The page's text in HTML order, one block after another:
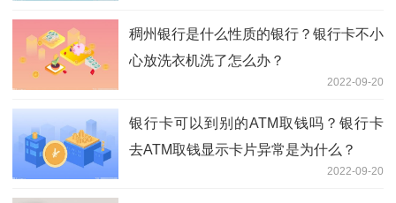
稠州银行是什么性质的银行？银行卡不小
心放洗衣机洗了怎么办？
2022-09-20
银行卡可以到别的ATM取钱吗？银行卡
去ATM取钱显示卡片异常是为什么？
2022-09-20